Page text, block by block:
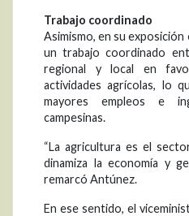
Trabajo coordinado
Asimismo, en su
un trabajo coordinado
regional y local en
actividades agrícolas, lo
mayores empleos e
campesinas.
“La agricultura es el
dinamiza la economía y
remarcó Antúnez.
En ese sentido, el